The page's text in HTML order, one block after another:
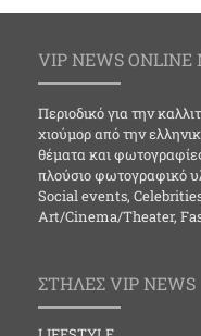
VIP NEWS ONLINE
Περιοδικό για την
χιούμορ από την
θέματα και
πλούσιο φωτογραφικό
Social events,
Art/Cinema/Theater,
ΣΤΗΛΕΣ VIP NEWS